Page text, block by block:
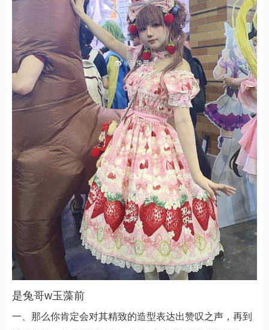
是兔哥w玉藻前
一、那么你肯定会对其精致的造型表达出赞叹之声，再到